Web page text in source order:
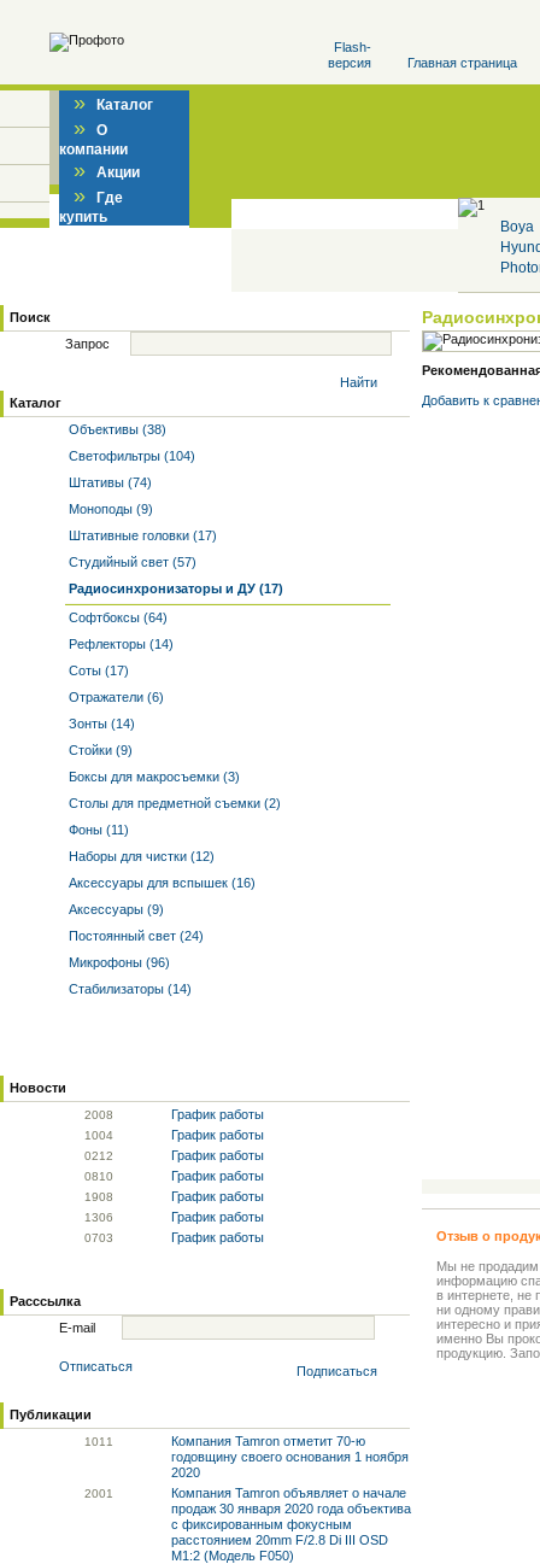
Flash-
версия
Главная страница
» Каталог
» О
компании
» Акции
» Где
купить
Boya
Поиск
Запрос
Найти
Каталог
Объективы (38)
Светофильтры (104)
Штативы (74)
Моноподы (9)
Штативные головки (17)
Студийный свет (57)
Радиосинхронизаторы и ДУ (17)
Софтбоксы (64)
Рефлекторы (14)
Соты (17)
Отражатели (6)
Зонты (14)
Стойки (9)
Боксы для макросъемки (3)
Столы для предметной съемки (2)
Фоны (11)
Наборы для чистки (12)
Аксессуары для вспышек (16)
Аксессуары (9)
Постоянный свет (24)
Микрофоны (96)
Стабилизаторы (14)
Новости
2008 График работы
1004 График работы
0212 График работы
0810 График работы
1908 График работы
1306 График работы
0703 График работы
Расссылка
E-mail
Отписаться Подписаться
Публикации
1011
Компания Tamron отметит 70-ю
годовщину своего основания 1 ноября
2020
2001
Компания Tamron объявляет о начале
продаж 30 января 2020 года объектива
с фиксированным фокусным
расстоянием 20mm F/2.8 Di III OSD
M1:2 (Модель F050)
Добавить к
Отзыв о
Мы не
информацию
в интернете, не
ни одному
интересно и
именно Вы
продукцию.